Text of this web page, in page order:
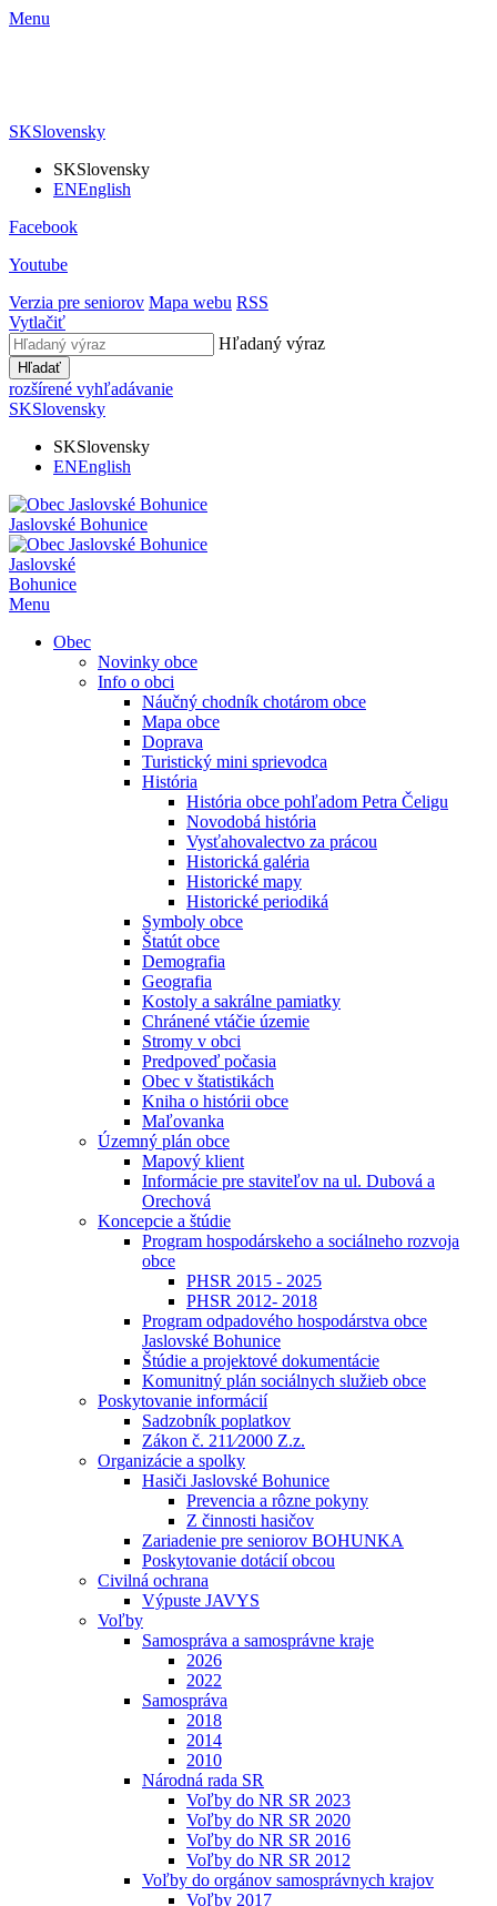
Menu
SKSlovensky
SKSlovensky
ENEnglish
Facebook
Youtube
Verzia pre seniorov Mapa webu RSS
Vytlačiť
Hľadaný výraz
Hľadať
rozšírené vyhľadávanie
SKSlovensky
SKSlovensky
ENEnglish
Jaslovské Bohunice
Jaslovské
Bohunice
Menu
Obec
Novinky obce
Info o obci
Náučný chodník chotárom obce
Mapa obce
Doprava
Turistický mini sprievodca
História
História obce pohľadom Petra Čeligu
Novodobá história
Vysťahovalectvo za prácou
Historická galéria
Historické mapy
Historické periodiká
Symboly obce
Štatút obce
Demografia
Geografia
Kostoly a sakrálne pamiatky
Chránené vtáčie územie
Stromy v obci
Predpoveď počasia
Obec v štatistikách
Kniha o histórii obce
Maľovanka
Územný plán obce
Mapový klient
Informácie pre staviteľov na ul. Dubová a
Orechová
Koncepcie a štúdie
Program hospodárskeho a sociálneho rozvoja
obce
PHSR 2015 - 2025
PHSR 2012- 2018
Program odpadového hospodárstva obce
Jaslovské Bohunice
Štúdie a projektové dokumentácie
Komunitný plán sociálnych služieb obce
Poskytovanie informácií
Sadzobník poplatkov
Zákon č. 211⁄2000 Z.z.
Organizácie a spolky
Hasiči Jaslovské Bohunice
Prevencia a rôzne pokyny
Z činnosti hasičov
Zariadenie pre seniorov BOHUNKA
Poskytovanie dotácií obcou
Civilná ochrana
Výpuste JAVYS
Voľby
Samospráva a samosprávne kraje
2026
2022
Samospráva
2018
2014
2010
Národná rada SR
Voľby do NR SR 2023
Voľby do NR SR 2020
Voľby do NR SR 2016
Voľby do NR SR 2012
Voľby do orgánov samosprávnych krajov
Voľby 2017